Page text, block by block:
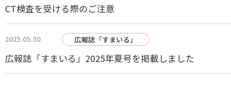
CT検査を受ける際のご注意
2025.05.30 広報誌「すまいる」
広報誌「すまいる」2025年夏号を掲載しました